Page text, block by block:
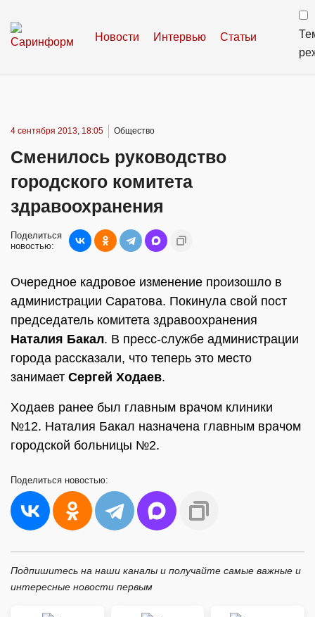
Новости Интервью Статьи
4 сентября 2013, 18:05 Общество
Сменилось руководство
городского комитета
здравоохранения
Поделиться
новостью:
Очередное кадровое изменение произошло в
администрации Саратова. Покинула свой пост
председатель комитета здравоохранения
Наталия Бакал. В пресс-службе администрации
города рассказали, что теперь это место
занимает Сергей Ходаев.
Ходаев ранее был главным врачом клиники
№12. Наталия Бакал назначена главным врачом
городской больницы №2.
Поделиться новостью:
Подпишитесь на наши каналы и получайте самые важные и
интересные новости первым